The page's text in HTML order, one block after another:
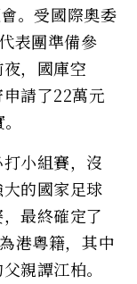
。受國際奧委
表團準備參
，國庫空
請了22萬元
小組賽，沒
的國家足球
最終確定了
港粵籍，其中
親譚江柏。